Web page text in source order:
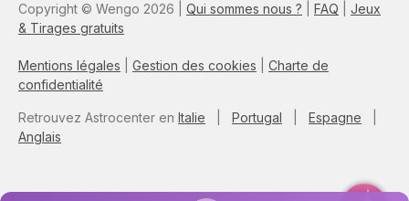
Copyright © Wengo 2026 | Qui sommes nous ? FAQ
Jeux
& Tirages gratuits
Mentions légales Gestion des cookies
Charte de
confidentialité
Retrouvez Astrocenter en Italie Portugal Espagne
Anglais